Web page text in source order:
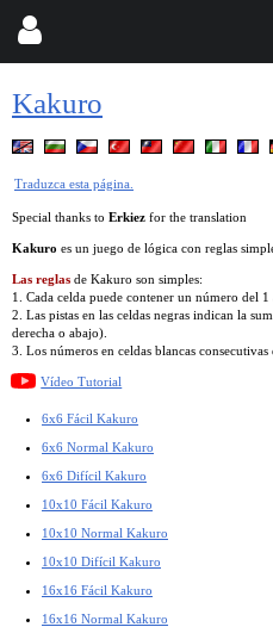
Kakuro
Traduzca esta página.
Special thanks to Erkiez for the translation
Kakuro es un juego de lógica con reglas
Las reglas de Kakuro son simples:
1. Cada celda puede contener un número del 1
2. Las pistas en las celdas negras indican la
derecha o abajo).
3. Los números en celdas blancas consecutivas
Vídeo Tutorial
6x6 Fácil Kakuro
6x6 Normal Kakuro
6x6 Difícil Kakuro
10x10 Fácil Kakuro
10x10 Normal Kakuro
10x10 Difícil Kakuro
16x16 Fácil Kakuro
16x16 Normal Kakuro